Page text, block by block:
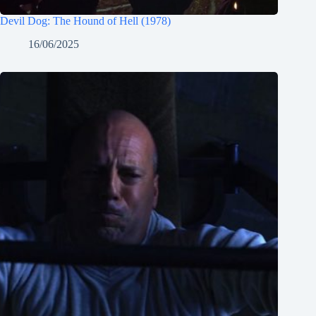
Devil Dog: The Hound of Hell (1978)
16/06/2025